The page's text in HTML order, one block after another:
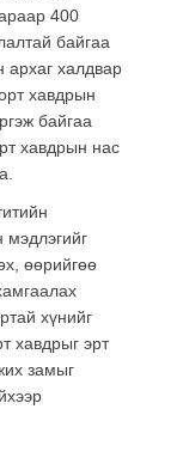
400
байгаа
халдвар
хавдрын
байгаа
хавдрын нас
мэдлэгийг
өөрийгөө
хүнийг
хавдрыг эрт
замыг